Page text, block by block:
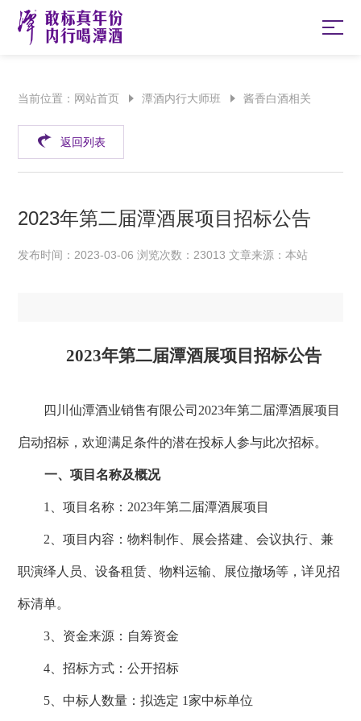
当前位置： 网站首页 潭酒内行大师班 酱香白酒相关
返回列表
2023年第二届潭酒展项目招标公告
发布时间：2023-03-06 浏览次数：23013 文章来源：本站
2023年第二届潭酒展项目招标公告
四川仙潭酒业销售有限公司 2023年第二届潭酒展项目
启动招标，欢迎满足条件的潜在投标人参与此次招标。
一、项目名称及概况
1、项目名称：2023年第二届潭酒展项目
2、项目内容：物料制作 、展会搭建、会议执行、兼
职演绎人员、设备租赁、物料运输、展位撤场等，详见招
标清单。
3、资金来源：自筹资金
4、招标方式：公开招标
5、中标人数量：拟选定 1家中标单位